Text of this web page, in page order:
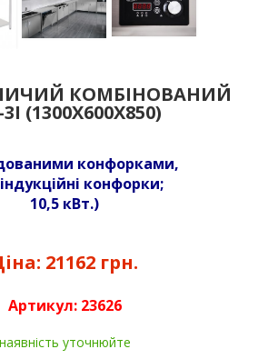
КОМБІНОВАНИЙ
(1300Х600Х850)
конфорками,
конфорки;
10,5 кВт.)
21162 грн.
Артикул: 23626
наявність уточнюйте